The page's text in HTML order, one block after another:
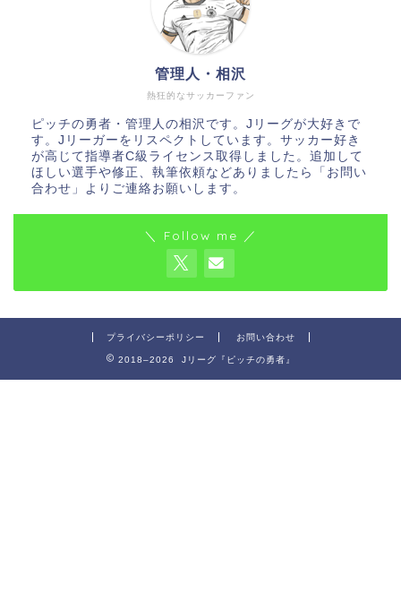
熱狂的なサッカーファン
管理人・相沢
ピッチの勇者・管理人の相沢です。Jリーグが大好きで
す。Jリーガーをリスペクトしています。サッカー好き
が高じて指導者C級ライセンス取得しました。追加して
ほしい選手や修正、執筆依頼などありましたら「お問い
合わせ」よりご連絡お願いします。
＼ Follow me ／
プライバシーポリシー お問い合わせ
2018–2026 Jリーグ『ピッチの勇者』